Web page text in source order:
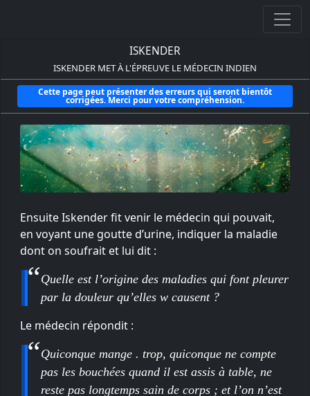
ISKENDER
ISKENDER MET À L'ÉPREUVE LE MÉDECIN INDIEN
Cette page peut présenter des erreurs qui seront bientôt
corrigées. Merci pour votre compréhension.
Ensuite Iskender fit venir le médecin qui pouvait,
en voyant une goutte d’urine, indiquer la maladie
dont on soufrait et lui dit :
Quelle est l’origine des maladies qui font pleurer
par la douleur qu’elles w causent ?
Le médecin répondit :
Quiconque mange . trop, quiconque ne compte
pas les bouchées quand il est assis à table, ne
reste pas longtemps sain de corps ; et l’on n’est